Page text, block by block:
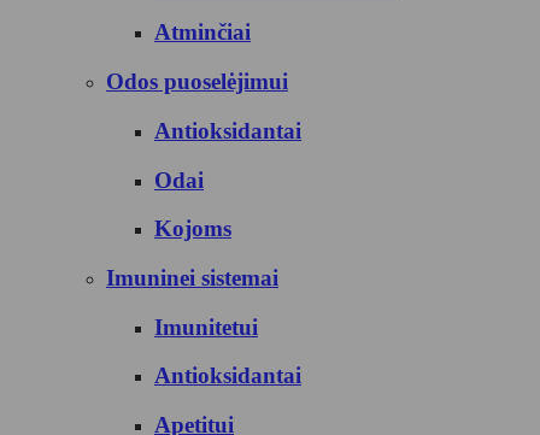
Atminčiai
Odos puoselėjimui
Antioksidantai
Odai
Kojoms
Imuninei sistemai
Imunitetui
Antioksidantai
Apetitui